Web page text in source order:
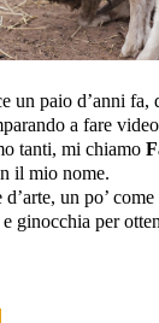
un paio d’anni fa,
a fare
tanti, mi chiamo
il mio nome.
un po’
ginocchia per